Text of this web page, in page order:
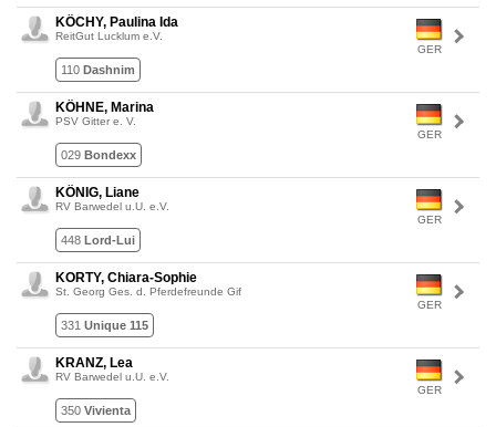
GER
KÖCHY, Paulina Ida
ReitGut Lucklum e.V.
110 Dashnim
GER
KÖHNE, Marina
PSV Gitter e. V.
029 Bondexx
GER
KÖNIG, Liane
RV Barwedel u.U. e.V.
448 Lord-Lui
GER
KORTY, Chiara-Sophie
St. Georg Ges. d. Pferdefreunde Gif
331 Unique 115
GER
KRANZ, Lea
RV Barwedel u.U. e.V.
350 Vivienta